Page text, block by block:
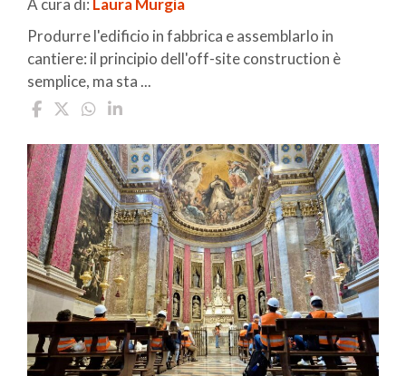
Produrre l'edificio in fabbrica e assemblarlo in
cantiere: il principio dell'off-site construction è
semplice, ma sta ...